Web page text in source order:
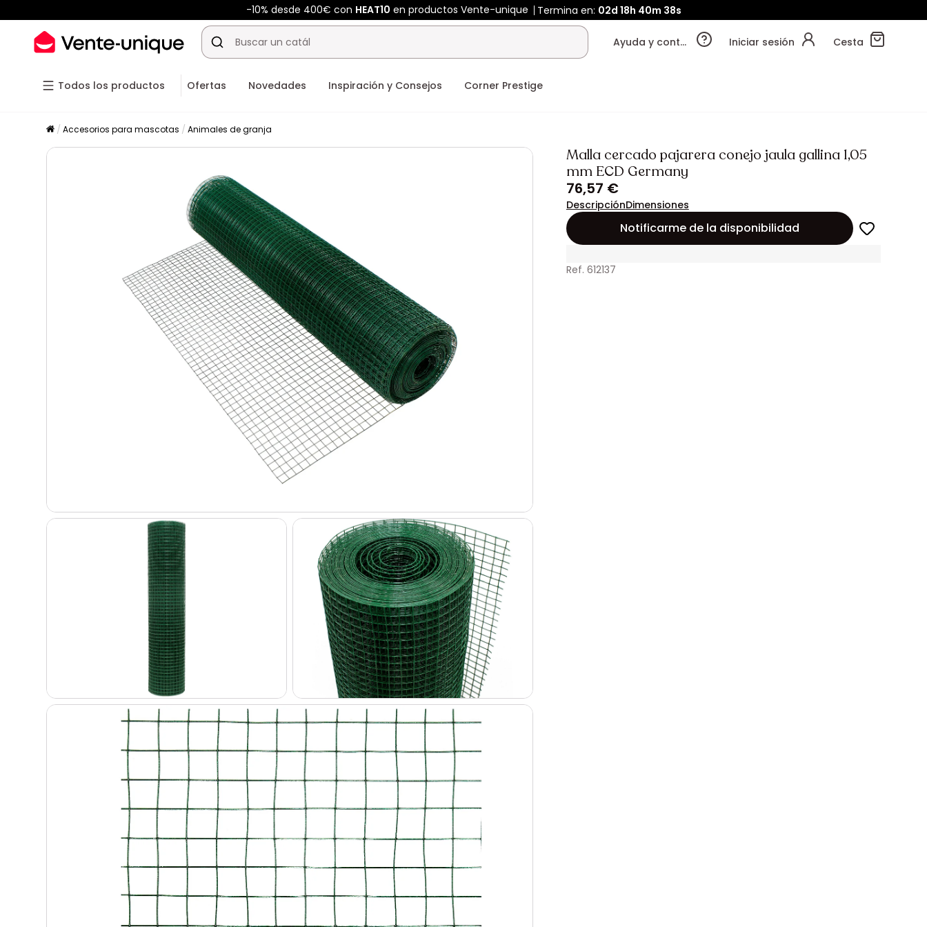
-10% desde 400€ con HEAT10 en productos Vente-unique Termina en: 02d 18h 40m 36s
Ayuda y contacto Iniciar sesión Cesta
Todos los productos Ofertas Novedades Inspiración y Consejos Corner Prestige
Accesorios para mascotas Animales de granja
Malla cercado pajarera conejo jaula gallina 1,05
mm ECD Germany
76,57 €
DescripciónDimensiones
Notificarme de la disponibilidad
Ref. 612137